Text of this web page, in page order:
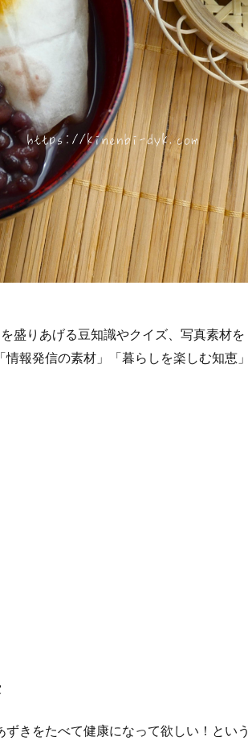
盛りあげる豆知識やクイズ、写真素材を
報発信の素材」「暮らしを楽しむ知恵」
きをたべて健康になって欲しい！という